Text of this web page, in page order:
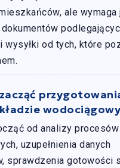
ale wymaga
wysyłki od tych, które
od analizy procesów
uzupełnienia danych
sprawdzenia gotowości